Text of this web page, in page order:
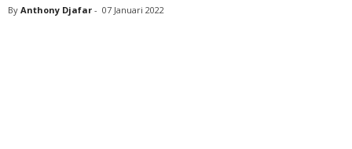
By Anthony Djafar - 07 Januari 2022